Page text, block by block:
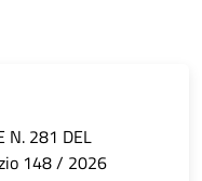
N. 281 DEL
148 / 2026